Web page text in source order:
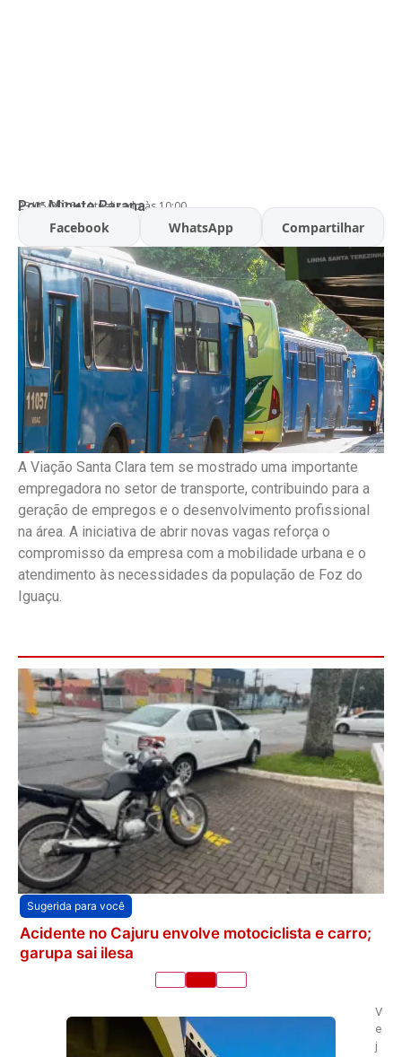
Por:Minuto Parana
23/05/2026 Atualizado às 10:00
Facebook WhatsApp Compartilhar
A Viação Santa Clara tem se mostrado uma importante
empregadora no setor de transporte, contribuindo para a
geração de empregos e o desenvolvimento profissional
na área. A iniciativa de abrir novas vagas reforça o
compromisso da empresa com a mobilidade urbana e o
atendimento às necessidades da população de Foz do
Iguaçu.
Sugerida para você
Acidente no Cajuru envolve motociclista e carro;
garupa sai ilesa
V
e
j